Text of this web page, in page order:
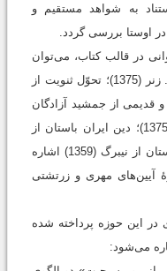
به شواهد مستقیم و
اوستا بررسی گردد.
در قالب کتاب، می‌توان
به زروان یا معمّای زرتشتی‌گر از آر..سی. زنر (1375)؛ تحوّل ثنویت از
ابتدایی و قدیمی از جمشید آزادگان
(1384)؛ آیین میترا از مارتین و رمازون (1375)؛ دین ایران باستان از
دوشن گیمن (1375)؛ و دین‌های ایران باستان از نیبرگ (1359) اشاره
آیین‌های مهری و زرتشتی
در این حوزه پرداخته شده
می‌شود: